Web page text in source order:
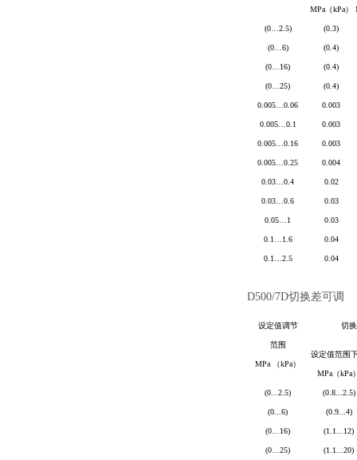
MPa（kPa）
(0… 2.5)
(0… 6)
(0 16)
(0 25)
(0.3)
(0.4)
(0.4)
(0.4)
0.005 0.06
0.005… 0.1
0.005 0.16
0.005 0.25
0.003
0.003
0.003
0.004
0.03 0.4
0.03 0.6
0.05 1
0.02
0.03
0.03
0.1 1.6
0.1 2.5
0.04
0.04
D500/7D切换差可调
设定值调节
范围
MPa （kPa）
切
设定值范围
MPa （kPa
(0 2.5)
(0 6)
(0 16)
(0 25)
(0.8...2.5)
(0.9...4)
(1.1...12)
(1.1...20)